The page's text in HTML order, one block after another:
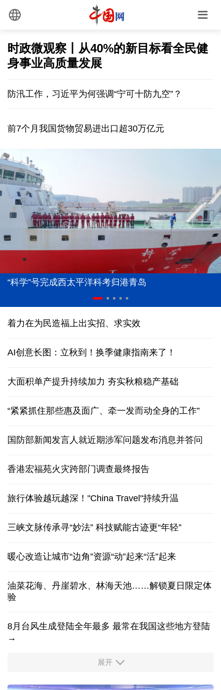
时政微观察丨从40%的新目标看全民健
身事业高质量发展
防汛工作，习近平为何强调“宁可十防九空”？
前7个月我国货物贸易进出口超30万亿元
“科学”号完成西太平洋科考归港青岛
着力在为民造福上出实招、求实效
AI创意长图：立秋到！换季健康指南来了！
大面积单产提升持续加力 夯实秋粮稳产基础
“紧紧抓住那些惠及面广、牵一发而动全身的工作”
国防部新闻发言人就近期涉军问题发布消息并答问
香港宏福苑火灾跨部门调查最终报告
旅行体验越玩越深！"China Travel"持续升温
三峡文脉传承寻“妙法” 科技赋能古迹更“年轻”
暖心改造让城市“边角”资源“动”起来“活”起来
油菜花海、丹崖碧水、林海天池……解锁夏日限定体
验
8月台风生成登陆全年最多 最常在我国这些地方登陆
→
柔性制造，高效匹配差异化需求
展开